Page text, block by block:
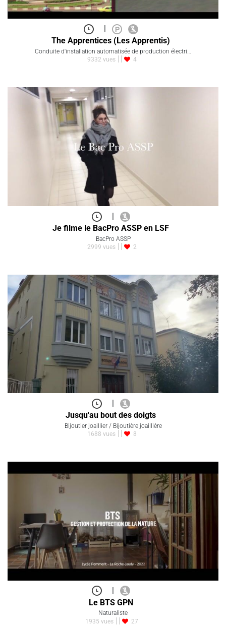
The Apprentices (Les Apprentis)
Conduite d'installation automatisée de production électri…
9332 vues
4
|
Je filme le BacPro ASSP en LSF
BacPro ASSP
2999 vues
2
Jusqu'au bout des doigts
Bijoutier joaillier / Bijoutière joaillière
1688 vues
8
|
Le BTS GPN
Naturaliste
1935 vues
27